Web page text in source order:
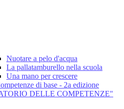
Nuotare a pelo d'acqua
La pallatamburello nella scuola
Una mano per crescere
di base - 2a edizione
DELLE COMPETENZE"